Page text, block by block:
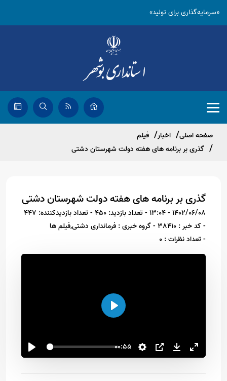
«سرمایه‌گذاری برای تولید»
صفحه اصلی اخبار
فیلم
گذری بر برنامه های هفته دولت شهرستان دشتی
گذری بر برنامه های هفته دولت شهرستان دشتی
1402/06/08 - 13:04 - تعداد بازدید: 450
- تعداد بازدیدکننده: 447
- کد خبر : 38410
- گروه خبری : فرمانداری دشتی,فیلم ها
- تعداد نظرات : 0
00:55
اجرا